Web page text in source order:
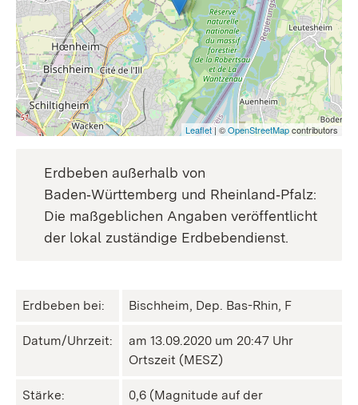
Leaflet| ©OpenStreetMapcontributors
Erdbeben außerhalb von
Baden‑Württemberg und Rheinland‑Pfalz:
Die maßgeblichen Angaben veröffentlicht
der lokal zuständige Erdbebendienst.
Erdbeben bei: Bischheim, Dep. Bas-Rhin, F
Datum/Uhrzeit:
am 13.09.2020 um 20:47 Uhr
Ortszeit (MESZ)
Stärke:
0,6 (Magnitude auf der